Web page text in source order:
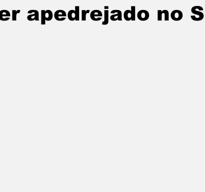
apedrejado no